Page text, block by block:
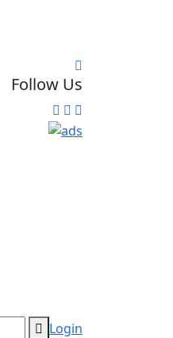
Follow Us
Login